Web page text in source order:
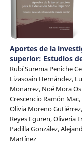
Aportes de la
superior: Estudios
Rubí Surema Peniche
Lizasoain Hernández,
Monarrez, Noé Mora
Crescencio Ramón
Olivia Moreno
Reyes Eguren, Oliveria
Padilla González,
Martínez